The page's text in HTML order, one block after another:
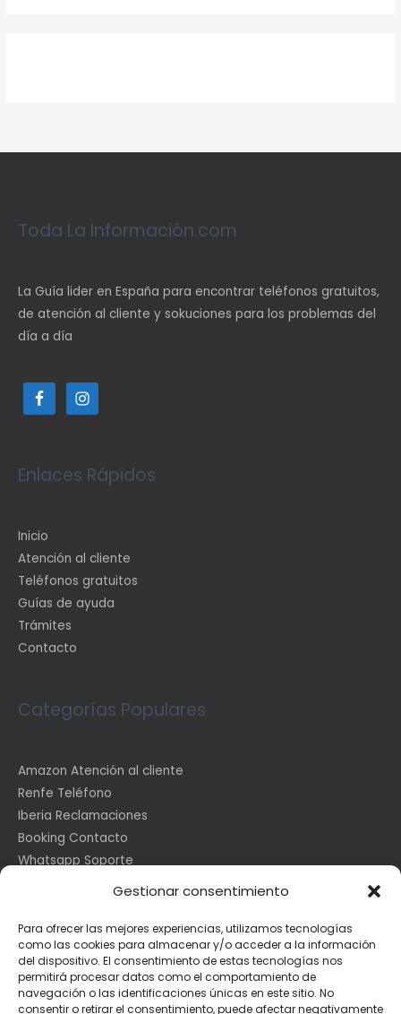
Gestionar consentimiento
Para ofrecer las mejores experiencias, utilizamos tecnologías
como las cookies para almacenar y/o acceder a la información
del dispositivo. El consentimiento de estas tecnologías nos
permitirá procesar datos como el comportamiento de
navegación o las identificaciones únicas en este sitio. No
consentir o retirar el consentimiento, puede afectar negativamente
Toda La Información.com
La Guía lider en España para encontrar teléfonos gratuitos,
de atención al cliente y sokuciones para los problemas del
día a día
Enlaces Rápidos
Inicio
Atención al cliente
Teléfonos gratuitos
Guías de ayuda
Trámites
Contacto
Categorías Populares
Amazon Atención al cliente
Renfe Teléfono
Iberia Reclamaciones
Booking Contacto
Whatsapp Soporte
Información Legal